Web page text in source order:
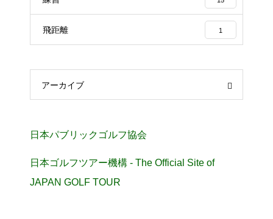
飛距離 1
アーカイブ
日本パブリックゴルフ協会
日本ゴルフツアー機構 - The Official Site of
JAPAN GOLF TOUR